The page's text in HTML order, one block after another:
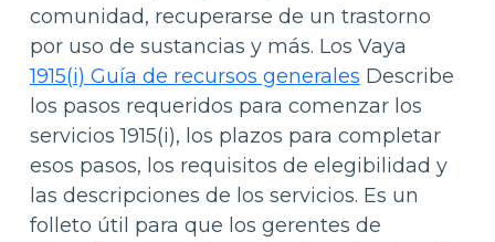
comunidad, recuperarse de un trastorno
por uso de sustancias y más. Los Vaya
1915(i) Guía de recursos generales Describe
los pasos requeridos para comenzar los
servicios 1915(i), los plazos para completar
esos pasos, los requisitos de elegibilidad y
las descripciones de los servicios. Es un
folleto útil para que los gerentes de